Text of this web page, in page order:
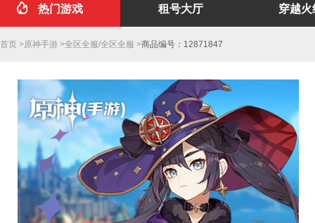
热门游戏 租号大厅 穿越火
首页 >原神手游 >全区全服/全区全服 >商品编号：12871847